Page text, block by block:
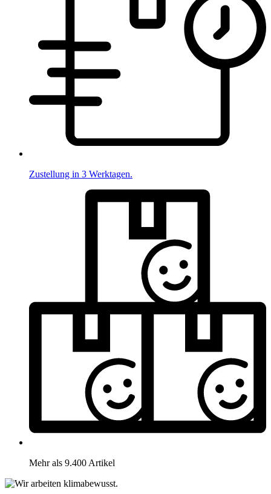
Zustellung in 3 Werktagen.
Mehr als 9.400 Artikel